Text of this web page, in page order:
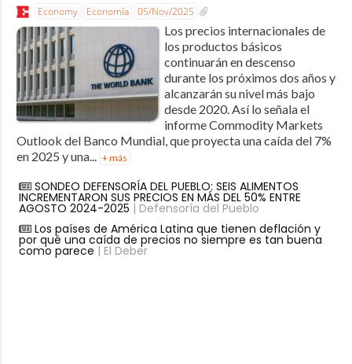
Economy Economía 05/Nov/2025
Los precios internacionales de
los productos básicos
continuarán en descenso
durante los próximos dos años y
alcanzarán su nivel más bajo
desde 2020. Así lo señala el
informe Commodity Markets
Outlook del Banco Mundial, que proyecta una caída del 7%
en 2025 y una... + más
SONDEO DEFENSORÍA DEL PUEBLO: SEIS ALIMENTOS
INCREMENTARON SUS PRECIOS EN MÁS DEL 50% ENTRE
AGOSTO 2024-2025 | Defensoría del Pueblo
Los países de América Latina que tienen deflación y
por qué una caída de precios no siempre es tan buena
como parece | El Deber